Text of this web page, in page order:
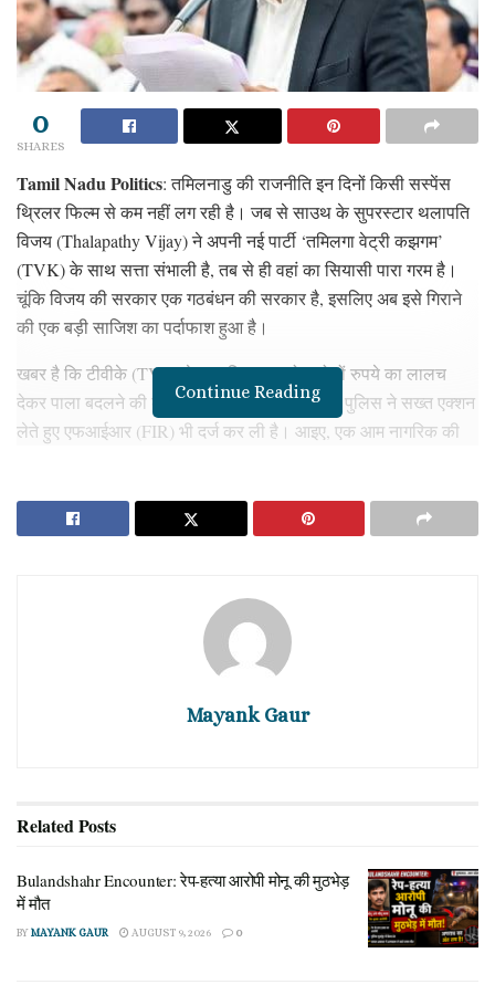
0
SHARES
Tamil Nadu Politics:तमिलनाडु की राजनीति इन दिनों किसी सस्पेंस
थ्रिलर फिल्म से कम नहीं लग रही है। जब से साउथ के सुपरस्टार थलापति
विजय (Thalapathy Vijay) ने अपनी नई पार्टी ‘तमिलगा वेट्री कझगम’
(TVK) के साथ सत्ता संभाली है, तब से ही वहां का सियासी पारा गरम है।
चूंकि विजय की सरकार एक गठबंधन की सरकार है, इसलिए अब इसे गिराने
की एक बड़ी साजिश का पर्दाफाश हुआ है।
खबर है कि टीवीके (TVK) के एक विधायक को करोड़ों रुपये का लालच
देकर पाला बदलने की कोशिश की गई है। इस मामले में पुलिस ने सख्त एक्शन
लेते हुए एफआईआर (FIR) भी दर्ज कर ली है। आइए, एक आम नागरिक की
राजनीतिक समीकरण क्या कहता है।
इस पूरे विवाद की शुरुआत तब हुई जब टीवीके पार्टी के विधायक एन.
इलैयाराजा ने पुलिस में एक बेहद गंभीर शिकायत दर्ज कराई। इलैयाराजा ने
आरोप लगाया कि उन पर अपनी पार्टी छोड़ने और सत्ताधारी गठबंधन से अलग
Canada Wildfire: कनाडा में बेकाबू जंगल की आग, 95 वर्ग
AUGUST 9, 2026
Continue Reading
Mayank Gaur
Related Posts
Bulandshahr Encounter: रेप-हत्या आरोपी मोनू की मुठभेड़
में मौत
BYMAYANK GAUR AUGUST 9, 2026 0